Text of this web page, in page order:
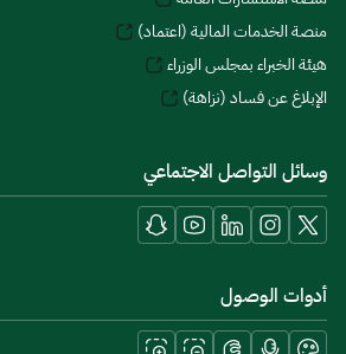
منصة الخدمات المالية (اعتماد)
هيئة الخبراء بمجلس الوزراء
الإبلاغ عن فساد (نزاهة)
وسائل التواصل الاجتماعي
أدوات الوصول